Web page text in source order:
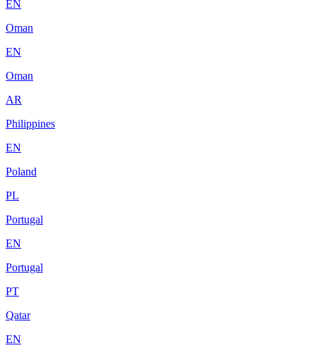
EN
Oman
EN
Oman
AR
Philippines
EN
Poland
PL
Portugal
EN
Portugal
PT
Qatar
EN